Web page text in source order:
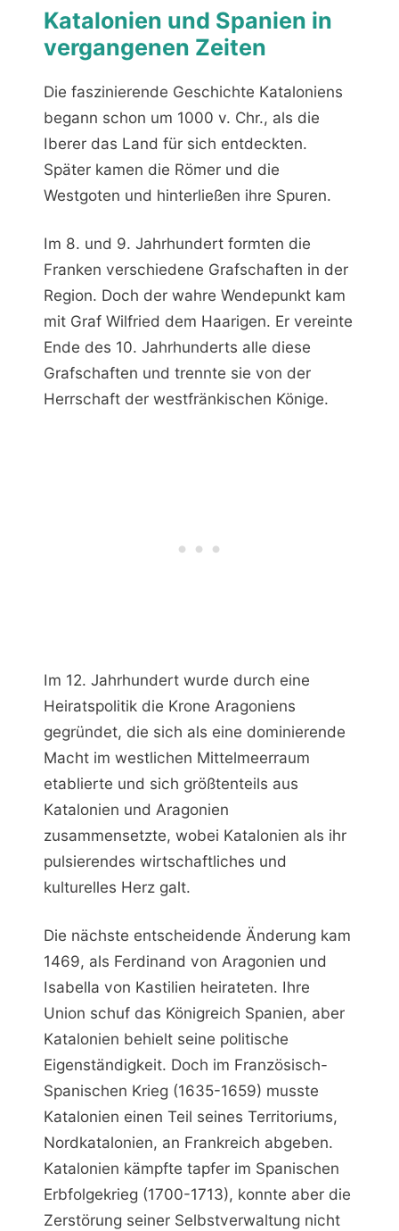
Katalonien und Spanien in
vergangenen Zeiten
Die faszinierende Geschichte Kataloniens
begann schon um 1000 v. Chr., als die
Iberer das Land für sich entdeckten.
Später kamen die Römer und die
Westgoten und hinterließen ihre Spuren.
Im 8. und 9. Jahrhundert formten die
Franken verschiedene Grafschaften in der
Region. Doch der wahre Wendepunkt kam
mit Graf Wilfried dem Haarigen. Er vereinte
Ende des 10. Jahrhunderts alle diese
Grafschaften und trennte sie von der
Herrschaft der westfränkischen Könige.
Im 12. Jahrhundert wurde durch eine
Heiratspolitik die Krone Aragoniens
gegründet, die sich als eine dominierende
Macht im westlichen Mittelmeerraum
etablierte und sich größtenteils aus
Katalonien und Aragonien
zusammensetzte, wobei Katalonien als ihr
pulsierendes wirtschaftliches und
kulturelles Herz galt.
Die nächste entscheidende Änderung kam
1469, als Ferdinand von Aragonien und
Isabella von Kastilien heirateten. Ihre
Union schuf das Königreich Spanien, aber
Katalonien behielt seine politische
Eigenständigkeit. Doch im Französisch-
Spanischen Krieg (1635-1659) musste
Katalonien einen Teil seines Territoriums,
Nordkatalonien, an Frankreich abgeben.
Katalonien kämpfte tapfer im Spanischen
Erbfolgekrieg (1700-1713), konnte aber die
Zerstörung seiner Selbstverwaltung nicht